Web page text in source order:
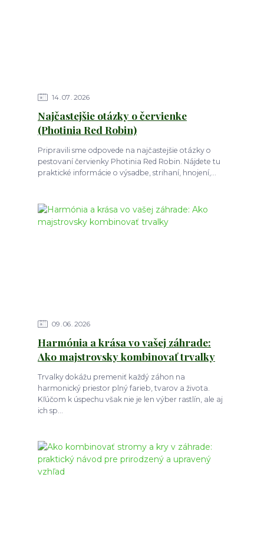
14 07 2026
Najčastejšie otázky o červienke
(Photinia Red Robin)
Pripravili sme odpovede na najčastejšie otázky o
pestovaní červienky Photinia Red Robin. Nájdete tu
praktické informácie o výsadbe, strihaní, hnojení,...
09 06 2026
Harmónia a krása vo vašej záhrade:
Ako majstrovsky kombinovať trvalky
Trvalky dokážu premeniť každý záhon na
harmonický priestor plný farieb, tvarov a života.
Kľúčom k úspechu však nie je len výber rastlín, ale aj
ich sp...